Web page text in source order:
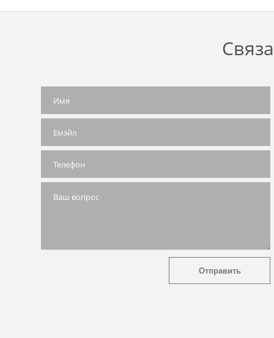
✔ Отправлено